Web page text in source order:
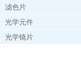
滤色片
光学元件
光学镜片